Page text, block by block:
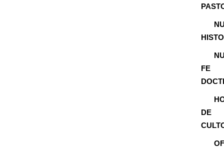
FE
DE